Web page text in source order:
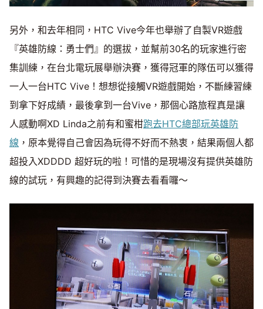
另外，和去年相同，HTC Vive今年也舉辦了自製VR遊戲
『英雄防線：勇士們』的選拔，並幫前30名的玩家進行密
集訓練，在台北電玩展舉辦決賽，獲得冠軍的隊伍可以獲得
一人一台HTC Vive！想想從接觸VR遊戲開始，不斷練習練
到拿下好成績，最後拿到一台Vive，那個心路旅程真是讓
人感動啊XD Linda之前有和蜜柑跑去HTC總部玩英雄防
線 ，原本覺得自己會因為玩得不好而不熱衷，結果兩個人都
超投入XDDDD 超好玩的啦！可惜的是現場沒有提供英雄防
線的試玩，有興趣的記得到決賽去看看囉～